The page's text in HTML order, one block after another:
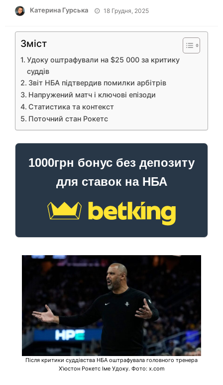
Катерина Гурська Опубліковано
18 Грудня, 2025
Зміст
Удоку оштрафували на $25 000 за критику
суддів
Звіт НБА підтвердив помилки арбітрів
Напружений матч і ключові епізоди
Статистика та контекст
Поточний стан Рокетс
1000грн бонус без депозиту
для ставок на НБА
Після критики суддівства НБА оштрафувала головного тренера
Хʼюстон Рокетс Іме Удоку. Фото: x.com